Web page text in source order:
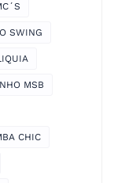
SWING
MSB
CHIC